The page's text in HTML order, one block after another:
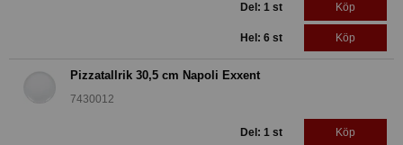
Del: 1 st Köp
Hel: 6 st Köp
Pizzatallrik 30,5 cm Napoli Exxent
7430012
Del: 1 st Köp